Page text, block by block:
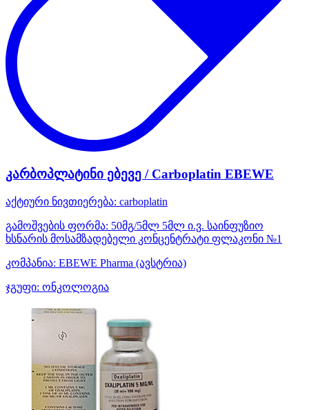
კარბოპლატინი ებევე / Carboplatin EBEWE
აქტიური ნივთიერება: carboplatin
გამოშვების ფორმა: 50მგ/5მლ 5მლ ი.ვ. საინფუზიო
ხსნარის მოსამზადებელი კონცენტრატი ფლაკონი №1
კომპანია: EBEWE Pharma (ავსტრია)
ჯგუფი: ონკოლოგია